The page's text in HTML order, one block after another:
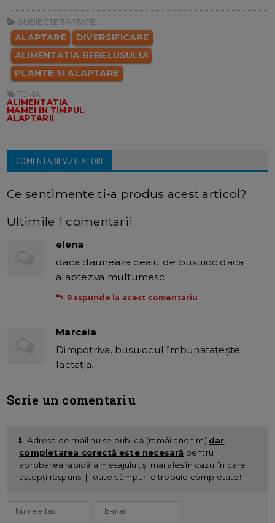
SUBIECTE TRATATE:
ALAPTARE
DIVERSIFICARE
ALIMENTATIA BEBELUSULUI
PLANTE SI ALAPTARE
TEMA:
ALIMENTATIA
MAMEI IN TIMPUL
ALAPTARII
COMENTARII VIZITATORI
Ce sentimente ti-a produs acest articol?
Ultimile 1 comentarii
elena
daca dauneaza ceaiu de busuioc daca
alaptez.va multumesc
Raspunde la acest comentariu
Marcela
Dimpotriva, busuiocul îmbunataţeşte
lactaţia.
Scrie un comentariu
Adresa de mail nu se publică (ramâi anonim) dar
completarea corectă este necesară pentru
aprobarea rapidă a mesajului, și mai ales în cazul în care
aștepți răspuns. | Toate câmpurile trebuie completate!